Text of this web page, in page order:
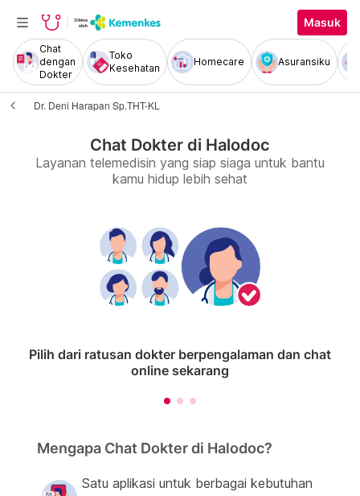
Masuk
Chat
dengan
Dokter
Toko
Kesehatan
Homecare Asuransiku
Dr. Deni Harapan Sp.THT-KL
Chat Dokter di Halodoc
Layanan telemedisin yang siap siaga untuk bantu
kamu hidup lebih sehat
Pilih dari ratusan dokter berpengalaman dan chat
online sekarang
Mengapa Chat Dokter di Halodoc?
Satu aplikasi untuk berbagai kebutuhan